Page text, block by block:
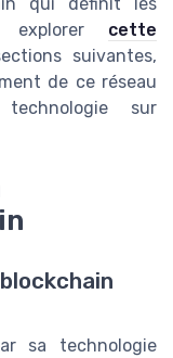
explorer cette
suivantes,
de ce réseau
sur
sa technologie